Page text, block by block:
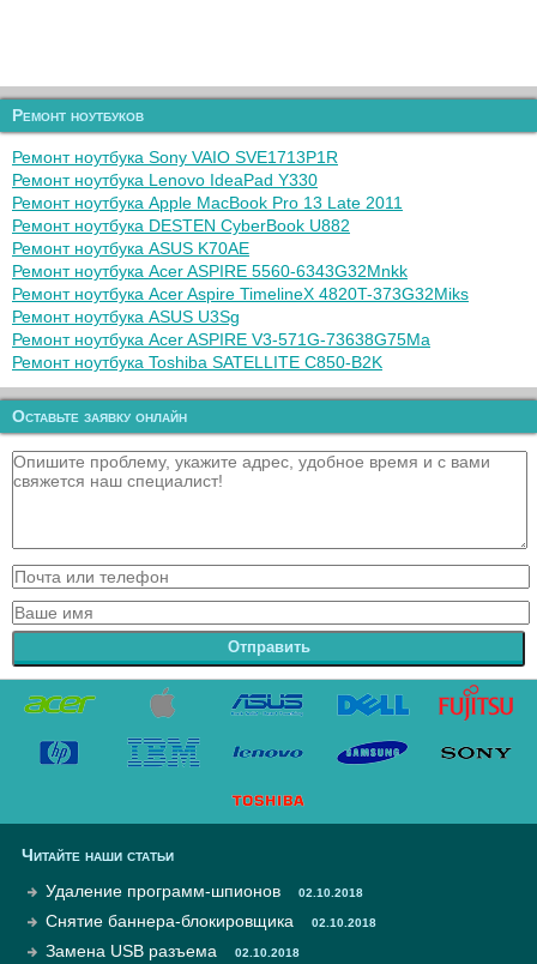
Ремонт ноутбуков
Ремонт ноутбука Sony VAIO SVE1713P1R
Ремонт ноутбука Lenovo IdeaPad Y330
Ремонт ноутбука Apple MacBook Pro 13 Late 2011
Ремонт ноутбука DESTEN CyberBook U882
Ремонт ноутбука ASUS K70AE
Ремонт ноутбука Acer ASPIRE 5560-6343G32Mnkk
Ремонт ноутбука Acer Aspire TimelineX 4820T-373G32Miks
Ремонт ноутбука ASUS U3Sg
Ремонт ноутбука Acer ASPIRE V3-571G-73638G75Ma
Ремонт ноутбука Toshiba SATELLITE C850-B2K
Оставьте заявку онлайн
Отправить
Читайте наши статьи
Удаление программ-шпионов
02.10.2018
Снятие баннера-блокировщика 02.10.2018
Замена USB разъема 02.10.2018